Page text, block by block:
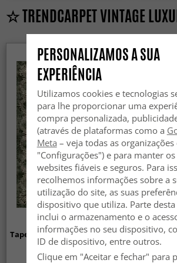
☆ TRENDCARPET VINTAGE
Tapete Wilton - Taknis (verde)
Tapete
(bege/
PERSONALIZAMOS A SUA
EXPERIÊNCIA
Utilizamos cookies e tecnologias
para lhe proporcionar uma
compra personalizada,
(através de plataformas como a
Meta – veja todas as organizações
"Configurações") e para manter
websites fiáveis e seguros. Para
recolhemos informações sobre a
utilização do site, as suas
dispositivo que utiliza. Parte
inclui o armazenamento e o
informações no seu dispositivo,
ID de dispositivo, entre outros.
Clique em "Aceitar e fechar" para